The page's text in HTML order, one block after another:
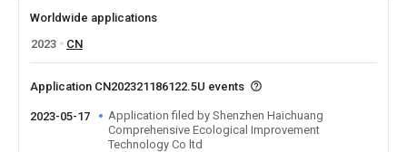
Worldwide applications
2023
CN
Application CN202321186122.5U events
2023-05-17
Application filed by Shenzhen Haichuang
Comprehensive Ecological Improvement
Technology Co ltd